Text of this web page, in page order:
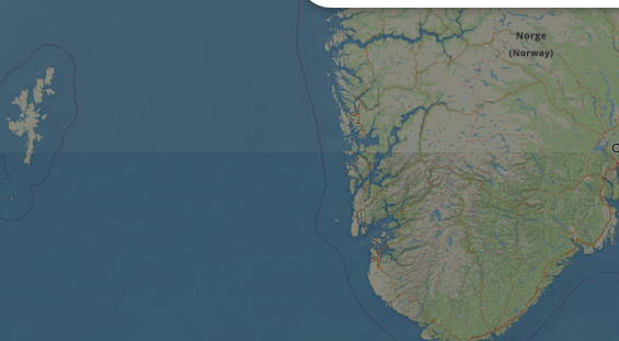
Unbedingt
erforderlich
Unbedingt erforderlich
Unbedingt erforderliche Cookies
Kontoverwaltung. Ohne die unbedingt
Name
Anbieter / Domäne
csrftoken
.instagram.com